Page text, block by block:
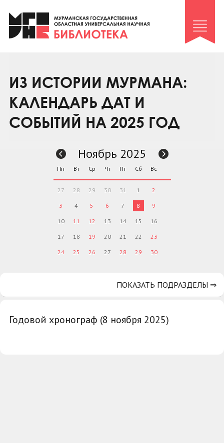
Клуб «Гиря и сельдерей»
Клуб «Семейный архив»
Коллегам
Контакты
ИЗ ИСТОРИИ МУРМАНА:
КАЛЕНДАРЬ ДАТ И
СОБЫТИЙ НА 2025 ГОД
Годовой хронограф (8 ноября 2025)
Ноябрь 2025
Пн Вт Ср Чт Пт Сб Вс
27 28 29 30 31 1 2
3 4 5 6 7 8 9
10 11 12 13 14 15 16
17 18 19 20 21 22 23
24 25 26 27 28 29 30
ПОКАЗАТЬ ПОДРАЗДЕЛЫ ⇒